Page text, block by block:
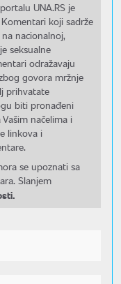
UNA.RS je
koji sadrže
nacionalnoj,
seksualne
odražavaju
govora mržnje
prihvatate
biti pronađeni
načelima i
linkova i
se upoznati sa
Slanjem